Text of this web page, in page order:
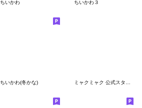
ちいかわ ちいかわ３
ちいかわ(冬かな)